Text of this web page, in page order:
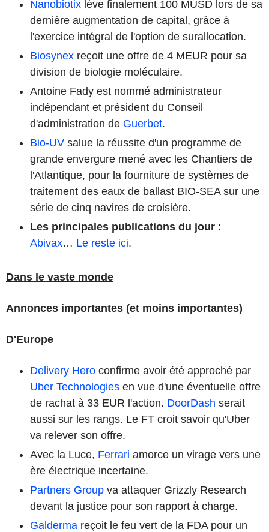
Nanobiotix lève finalement 100 MUSD lors de sa
dernière augmentation de capital, grâce à
l'exercice intégral de l'option de surallocation.
Biosynex reçoit une offre de 4 MEUR pour sa
division de biologie moléculaire.
Antoine Fady est nommé administrateur
indépendant et président du Conseil
d'administration de Guerbet.
Bio-UV salue la réussite d'un programme de
grande envergure mené avec les Chantiers de
l'Atlantique, pour la fourniture de systèmes de
traitement des eaux de ballast BIO-SEA sur une
série de cinq navires de croisière.
Les principales publications du jour :
Abivax… Le reste ici.
Dans le vaste monde
Annonces importantes (et moins importantes)
D'Europe
Delivery Hero confirme avoir été approché par
Uber Technologies en vue d'une éventuelle offre
de rachat à 33 EUR l'action. DoorDash serait
aussi sur les rangs. Le FT croit savoir qu'Uber
va relever son offre.
Avec la Luce, Ferrari amorce un virage vers une
ère électrique incertaine.
Partners Group va attaquer Grizzly Research
devant la justice pour son rapport à charge.
Galderma reçoit le feu vert de la FDA pour un